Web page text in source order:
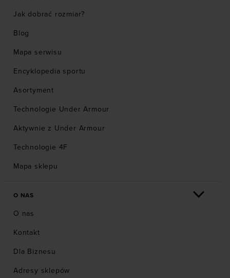
Jak dobrać rozmiar?
Blog
Mapa serwisu
Encyklopedia sportu
Asortyment
Technologie Under Armour
Aktywnie z Under Armour
Technologie 4F
Mapa sklepu
O NAS
O nas
Kontakt
Dla Biznesu
Adresy sklepów